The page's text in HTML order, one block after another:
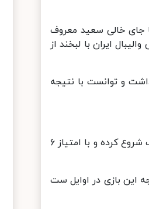
با جای خالی سعید معروف
ایران با لبخند از
و توانست با نتیجه
در ابتدای ست دوم، ملی پوشان والیبال ایران مانند ست گذشته بازی را خوب شروع کرده و با امتیاز ۶
این بازی در اوایل ست